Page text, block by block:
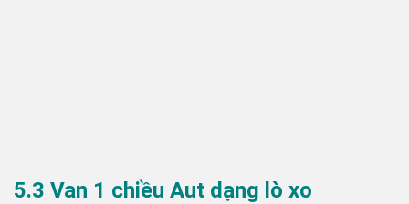
5.3 Van 1 chiều Aut dạng lò xo